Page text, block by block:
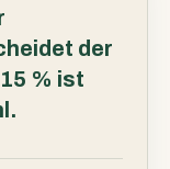
der
% ist